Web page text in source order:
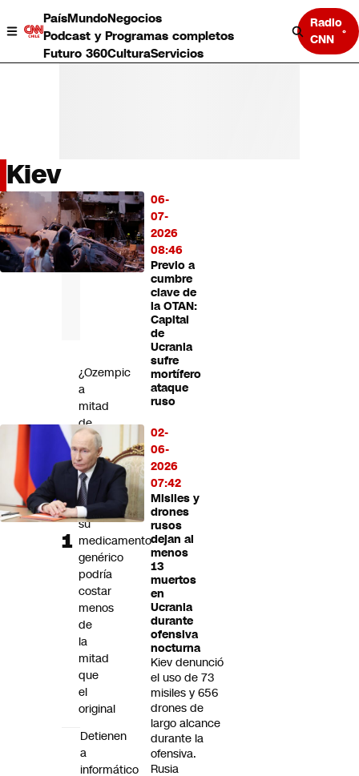
PaísMundoNegocios
Podcast y Programas completos
Futuro 360CulturaServicios
Radio
CNN
País
Mundo
Negocios
Deportes
Programas completos
Kiev
06-
07-
2026
08:46
Previo a
cumbre
clave de
la OTAN:
Capital
de
Ucrania
sufre
mortífero
ataque
ruso
02-
06-
2026
07:42
Misiles y
drones
rusos
dejan al
menos
13
muertos
en
Ucrania
durante
ofensiva
nocturna
Kiev denunció
el uso de 73
misiles y 656
drones de
largo alcance
durante la
ofensiva.
Rusia
LO
MÁS
LEÍDO
¿Ozempic
a
mitad
de
precio?:
Laboratorio
Chile
anuncia
que
su
medicamento
genérico
podría
costar
menos
de
la
mitad
que
el
original
Detienen
a
informático